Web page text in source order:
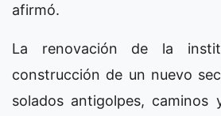
afirmó.
La renovación de la
construcción de un nuevo
solados antigolpes, caminos